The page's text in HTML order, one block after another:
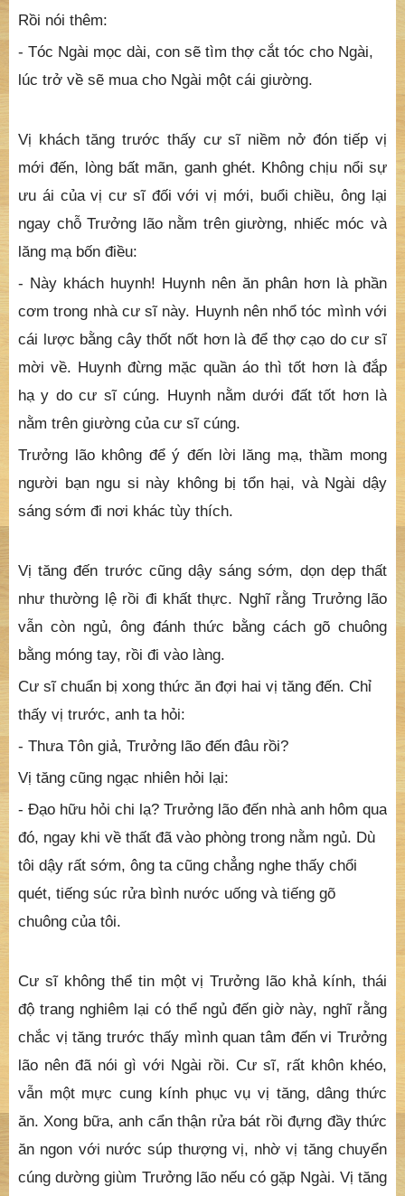
Rồi nói thêm:
- Tóc Ngài mọc dài, con sẽ tìm thợ cắt tóc cho Ngài,
lúc trở về sẽ mua cho Ngài một cái giường.
Vị khách tăng trước thấy cư sĩ niềm nở đón tiếp vị
mới đến, lòng bất mãn, ganh ghét. Không chịu nổi sự
ưu ái của vị cư sĩ đối với vị mới, buổi chiều, ông lại
ngay chỗ Trưởng lão nằm trên giường, nhiếc móc và
lăng mạ bốn điều:
- Này khách huynh! Huynh nên ăn phân hơn là phần
cơm trong nhà cư sĩ này. Huynh nên nhổ tóc mình với
cái lược bằng cây thốt nốt hơn là để thợ cạo do cư sĩ
mời về. Huynh đừng mặc quần áo thì tốt hơn là đắp
hạ y do cư sĩ cúng. Huynh nằm dưới đất tốt hơn là
nằm trên giường của cư sĩ cúng.
Trưởng lão không để ý đến lời lăng mạ, thầm mong
người bạn ngu si này không bị tổn hại, và Ngài dậy
sáng sớm đi nơi khác tùy thích.
Vị tăng đến trước cũng dậy sáng sớm, dọn dẹp thất
như thường lệ rồi đi khất thực. Nghĩ rằng Trưởng lão
vẫn còn ngủ, ông đánh thức bằng cách gõ chuông
bằng móng tay, rồi đi vào làng.
Cư sĩ chuẩn bị xong thức ăn đợi hai vị tăng đến. Chỉ
thấy vị trước, anh ta hỏi:
- Thưa Tôn giả, Trưởng lão đến đâu rồi?
Vị tăng cũng ngạc nhiên hỏi lại:
- Ðạo hữu hỏi chi lạ? Trưởng lão đến nhà anh hôm qua
đó, ngay khi về thất đã vào phòng trong nằm ngủ. Dù
tôi dậy rất sớm, ông ta cũng chẳng nghe thấy chổi
quét, tiếng súc rửa bình nước uống và tiếng gõ
chuông của tôi.
Cư sĩ không thể tin một vị Trưởng lão khả kính, thái
độ trang nghiêm lại có thể ngủ đến giờ này, nghĩ rằng
chắc vị tăng trước thấy mình quan tâm đến vi Trưởng
lão nên đã nói gì với Ngài rồi. Cư sĩ, rất khôn khéo,
vẫn một mực cung kính phục vụ vị tăng, dâng thức
ăn. Xong bữa, anh cẩn thận rửa bát rồi đựng đầy thức
ăn ngon với nước súp thượng vị, nhờ vị tăng chuyển
cúng dường giùm Trưởng lão nếu có gặp Ngài. Vị tăng